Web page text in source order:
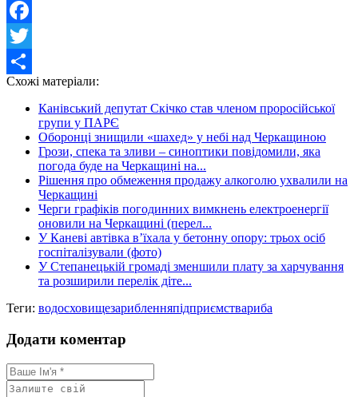
Facebook
Twitter
Share
Схожі матеріали:
Канівський депутат Скічко став членом проросійської
групи у ПАРЄ
Оборонці знищили «шахед» у небі над Черкащиною
Грози, спека та зливи – синоптики повідомили, яка
погода буде на Черкащині на...
Рішення про обмеження продажу алкоголю ухвалили на
Черкащині
Черги графіків погодинних вимкнень електроенергії
оновили на Черкащині (перел...
У Каневі автівка в’їхала у бетонну опору: трьох осіб
госпіталізували (фото)
У Степанецькій громаді зменшили плату за харчування
та розширили перелік діте...
Теги: водосховищезарибленняпідприємствариба
Додати коментар